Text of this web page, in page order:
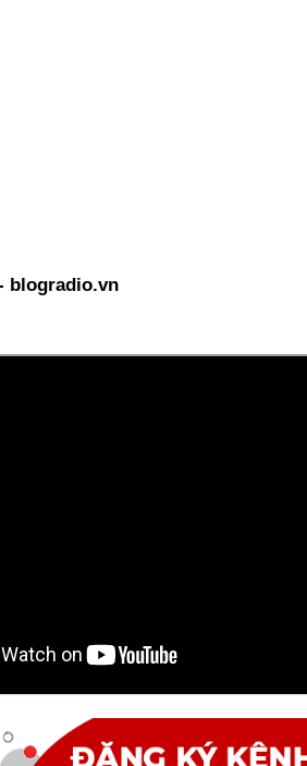
blogradio.vn